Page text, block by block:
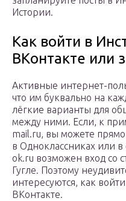
Истории.
Как войти в
ВКонтакте или
Активные интернет-
что им буквально на
лёгкие варианты для
между ними. Если, к
mail.ru, вы можете прямо
в Одноклассниках или
ok.ru возможен вход со
Гугле. Поэтому
интересуются, как
ВКонтакте.